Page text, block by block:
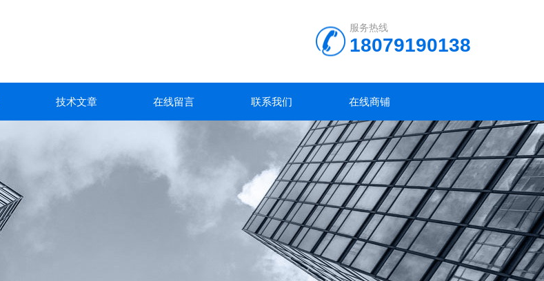
服务热线
18079190138
技术文章 在线留言 联系我们 在线商铺